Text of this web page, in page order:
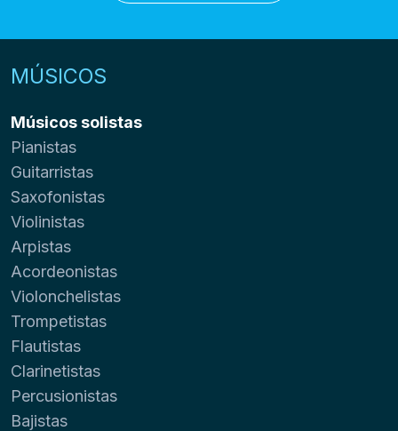
MÚSICOS
Músicos solistas
Pianistas
Guitarristas
Saxofonistas
Violinistas
Arpistas
Acordeonistas
Violonchelistas
Trompetistas
Flautistas
Clarinetistas
Percusionistas
Bajistas